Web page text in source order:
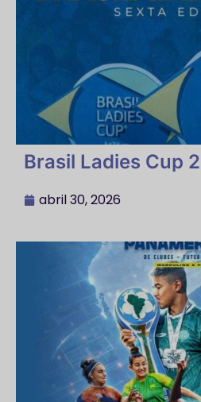
Brasil Ladies Cup
em Campinas
abril 30, 2026